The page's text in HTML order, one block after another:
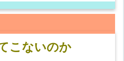
こないのか